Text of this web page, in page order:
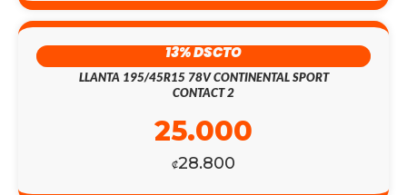
13% DSCTO
LLANTA 195/45R15 78V CONTINENTAL SPORT
CONTACT 2
₡28.800
25.000